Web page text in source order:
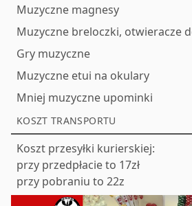
Muzyczne magnesy
Muzyczne breloczki, otwieracze
Gry muzyczne
Muzyczne etui na okulary
Mniej muzyczne upominki
KOSZT TRANSPORTU
Koszt przesyłki kurierskiej:
przy przedpłacie to 17zł
przy pobraniu to 22z